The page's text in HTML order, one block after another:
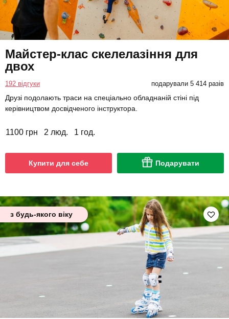
Майстер-клас скелелазіння для
двох
192 відгуки подарували 5 414 разів
Друзі подолають траси на спеціально обладнаній стіні під
керівництвом досвідченого інструктора.
1100 грн 2 люд. 1 год.
Купити для себе Подарувати
з будь-якого віку